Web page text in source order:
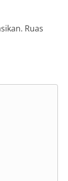
Ruas